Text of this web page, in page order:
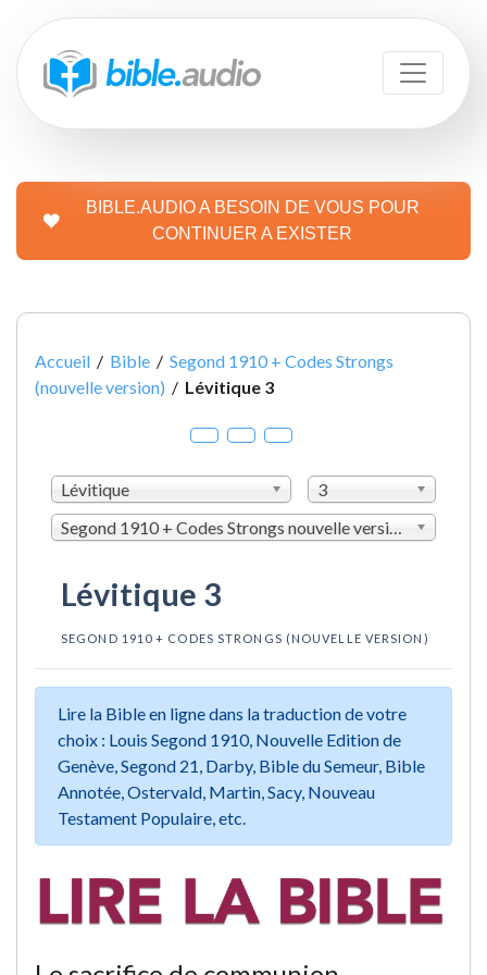
BIBLE.AUDIO A BESOIN DE VOUS POUR
CONTINUER A EXISTER
Accueil / Bible / Segond 1910 + Codes Strongs
(nouvelle version) / Lévitique 3
Lévitique
3
Lévitique 3
SEGOND 1910 + CODES STRONGS (NOUVELLE VERSION)
Lire la Bible en ligne dans la traduction de votre
choix : Louis Segond 1910, Nouvelle Edition de
Genève, Segond 21, Darby, Bible du Semeur, Bible
Annotée, Ostervald, Martin, Sacy, Nouveau
Testament Populaire, etc.